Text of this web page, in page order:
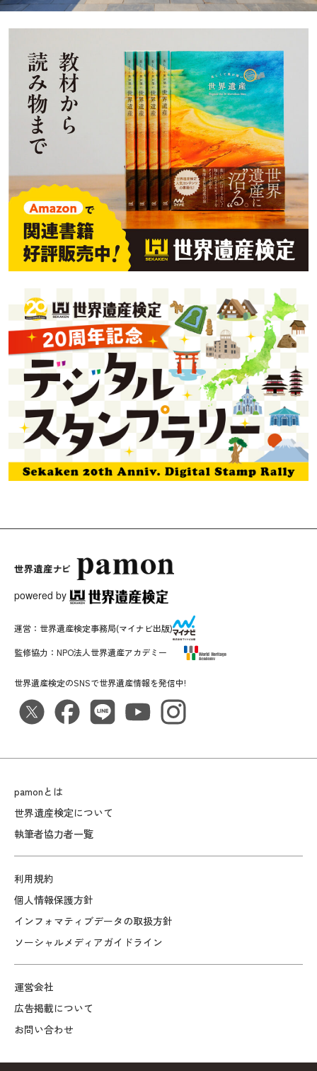
powered by
pamonとは
世界遺産検定について
執筆者協力者一覧
利用規約
個人情報保護方針
インフォマティブデータの取扱方針
ソーシャルメディアガイドライン
運営会社
広告掲載について
お問い合わせ
世界遺産検定のSNSで世界遺産情報を発信中!
運営： 世界遺産検定事務局(マイナビ出版)
監修協力： NPO法人世界遺産アカデミー